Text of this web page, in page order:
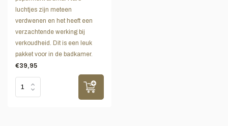
luchtjes zijn meteen
verdwenen en het heeft een
verzachtende werking bij
verkoudheid. Dit is een leuk
pakket voor in de badkamer.
€39,95